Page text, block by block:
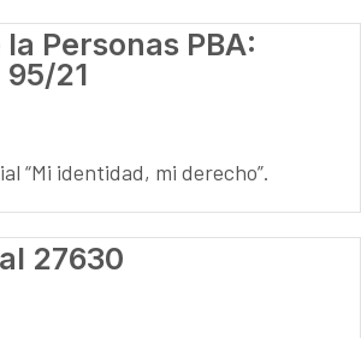
Personas PBA:
21
“Mi identidad, mi derecho”.
27630